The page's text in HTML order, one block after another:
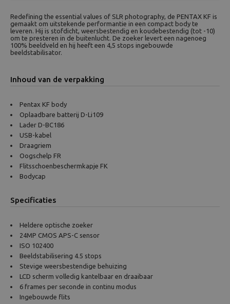
Redefining the essential values of SLR photography, de PENTAX KF is
gemaakt om uitstekende performantie in een compact body te
leveren. Hij is stofdicht, weersbestendig en koudebestendig (tot -10)
om te presteren in de buitenlucht. De zoeker levert een nagenoeg
100% beeldveld en hij heeft een 4,5 stops ingebouwde
beeldstabilisator.
Inhoud van de verpakking
Pentax KF body
Oplaadbare batterij D-Li109
Lader D-BC186
USB-kabel
Draagriem
Oogschelp FR
Flitsschoenbeschermkapje FK
Bodycap
Specificaties
Heldere optische zoeker
24MP CMOS APS-C sensor
ISO 102400
Beeldstabilisering 4.5 stops
Stevige weersbestendige behuizing
LCD scherm volledig kantelbaar en draaibaar
6 frames per seconde in continu modus
Ingebouwde flits